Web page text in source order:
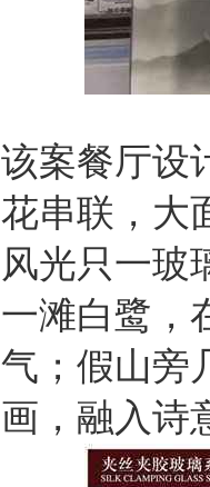
该案餐厅设
花串联，大
风光只一玻
一滩白鹭，
气；假山旁
画，融入诗